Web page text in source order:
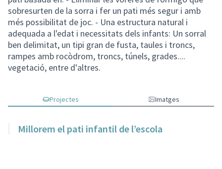
sobresurten de la sorra i fer un pati més segur i amb
més possibilitat de joc. - Una estructura natural i
adequada a l'edat i necessitats dels infants: Un sorral
ben delimitat, un tipi gran de fusta, taules i troncs,
rampes amb rocòdrom, troncs, túnels, grades....
vegetació, entre d'altres.
Projectes Imatges
Millorem el pati infantil de l’escola